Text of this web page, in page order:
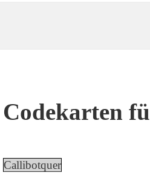
Codekarten
Callibotquer